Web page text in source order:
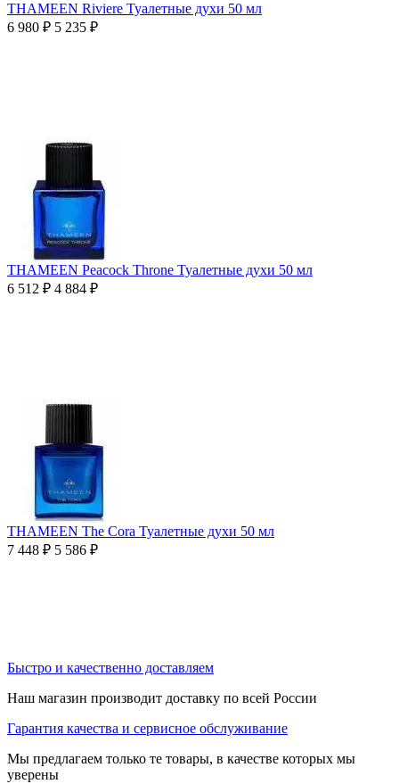
THAMEEN Riviere Туалетные духи 50 мл
6 980 ₽ 5 235 ₽
THAMEEN Peacock Throne Туалетные духи 50 мл
6 512 ₽ 4 884 ₽
THAMEEN The Cora Туалетные духи 50 мл
7 448 ₽ 5 586 ₽
Быстро и качественно доставляем
Наш магазин производит доставку по всей России
Гарантия качества и сервисное обслуживание
Мы предлагаем только те товары, в качестве которых мы
уверены